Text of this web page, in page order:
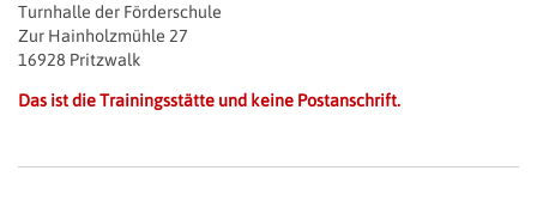
Turnhalle der Förderschule
Zur Hainholzmühle 27
16928 Pritzwalk
Das ist die Trainingsstätte und keine Postanschrift.